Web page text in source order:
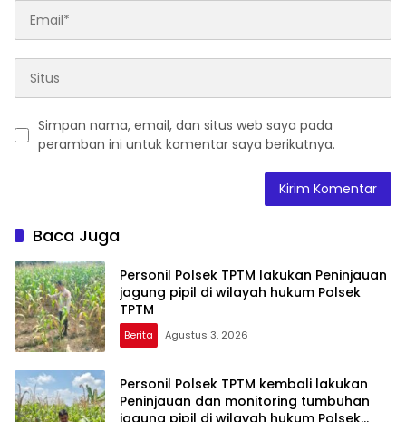
Simpan nama, email, dan situs web saya pada
peramban ini untuk komentar saya berikutnya.
Baca Juga
Personil Polsek TPTM lakukan Peninjauan
jagung pipil di wilayah hukum Polsek
TPTM
Berita Agustus 3, 2026
Personil Polsek TPTM kembali lakukan
Peninjauan dan monitoring tumbuhan
jagung pipil di wilayah hukum Polsek